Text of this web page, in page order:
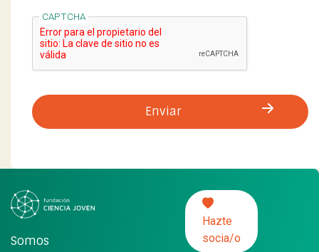
CAPTCHA
Somos
Hazte
socia/o